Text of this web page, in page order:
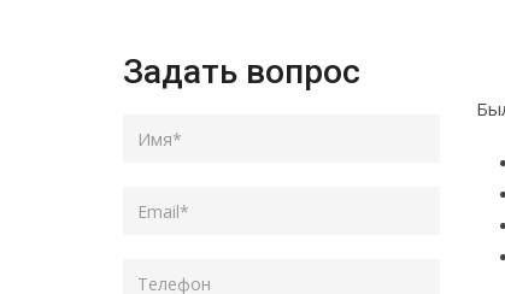
Задать вопрос